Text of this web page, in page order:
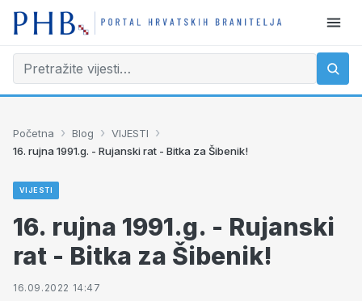
Početna › Blog › VIJESTI ›
16. rujna 1991.g. - Rujanski rat - Bitka za Šibenik!
VIJESTI
16. rujna 1991.g. - Rujanski
rat - Bitka za Šibenik!
16.09.2022 14:47